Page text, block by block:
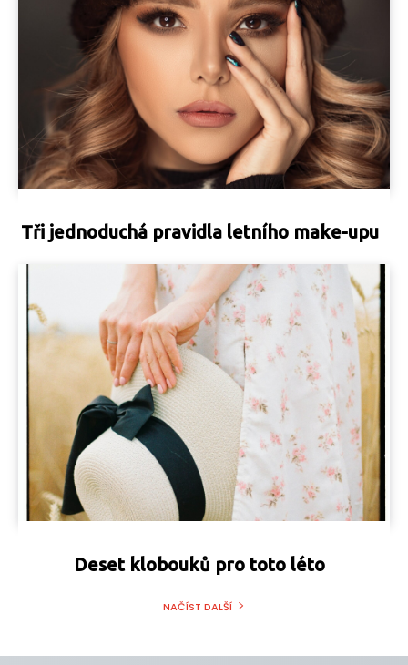
Tři jednoduchá pravidla letního make-upu
Deset klobouků pro toto léto
NAČÍST DALŠÍ